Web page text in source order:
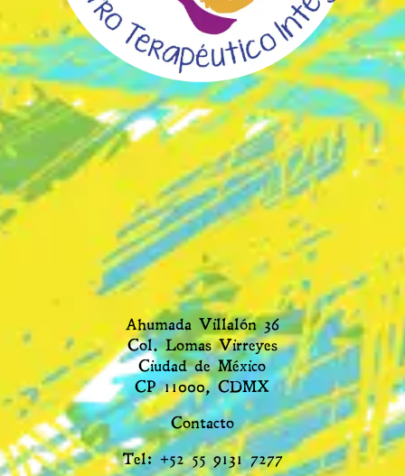
Ahumada Villalón 36
Col. Lomas Virreyes
Ciudad de México
CP 11000, CDMX
Contacto
Tel: +52 55 9131 7277